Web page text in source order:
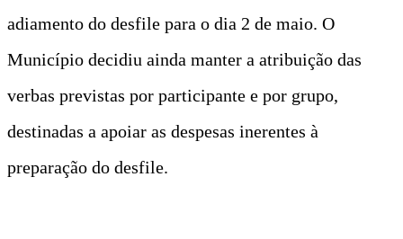
adiamento do desfile para o dia 2 de maio. O
Município decidiu ainda manter a atribuição das
verbas previstas por participante e por grupo,
destinadas a apoiar as despesas inerentes à
preparação do desfile.